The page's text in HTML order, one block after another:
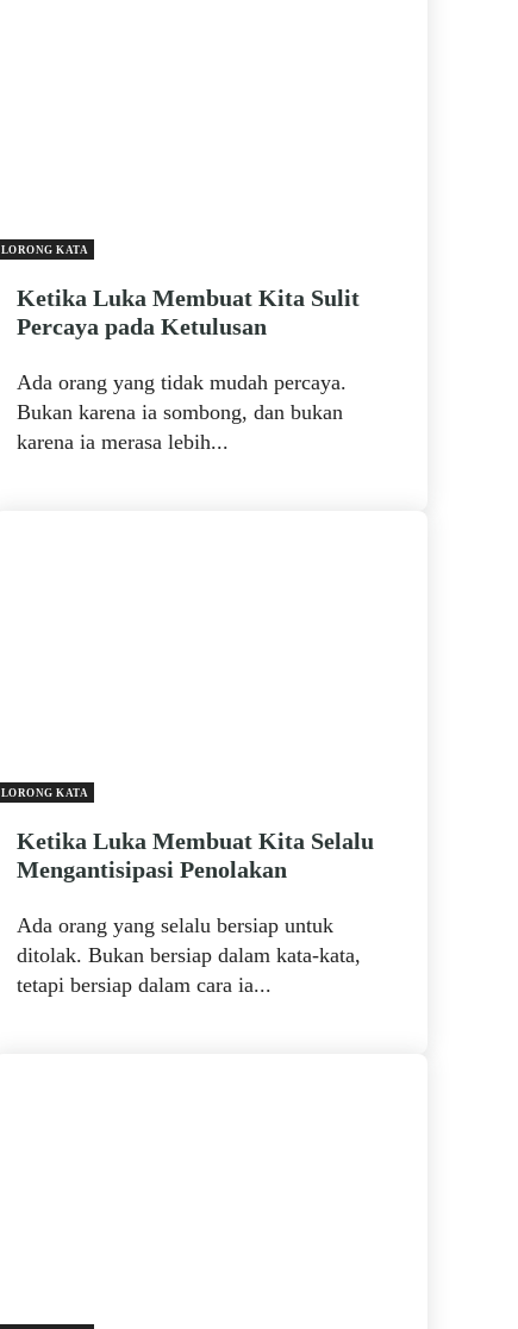
LORONG KATA
Ketika Luka Membuat Kita Sulit
Percaya pada Ketulusan
Ada orang yang tidak mudah percaya.
Bukan karena ia sombong, dan bukan
karena ia merasa lebih...
LORONG KATA
Ketika Luka Membuat Kita Selalu
Mengantisipasi Penolakan
Ada orang yang selalu bersiap untuk
ditolak. Bukan bersiap dalam kata-kata,
tetapi bersiap dalam cara ia...